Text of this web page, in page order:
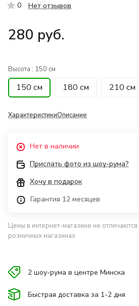
0 Нет отзывов
280 руб.
Высота : 150 см
150 см 180 см 210 см
ХарактеристикиОписание
Нет в наличии
Прислать фото из шоу-рума?
Хочу в подарок
Гарантия 12 месяцев
Цены в интернет-магазине не
розничных магазинах
2 шоу-рума в центре Минска
Быстрая доставка за 1-2 дня